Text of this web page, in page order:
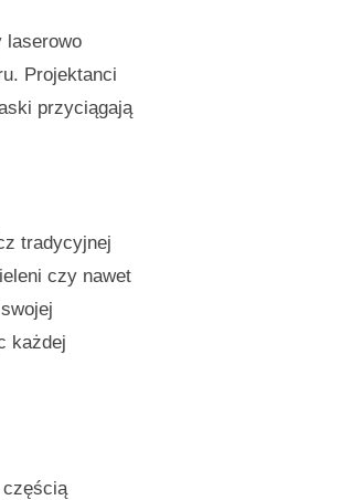
laserowo
Projektanci
przyciągają
tradycyjnej
czy nawet
każdej
częścią